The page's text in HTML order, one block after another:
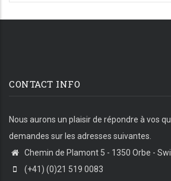
CONTACT INFO
Nous aurons un plaisir de répondre à vos
demandes sur les adresses suivantes.
Chemin de Plamont 5 - 1350 Orbe -
(+41) (0)21 519 0083